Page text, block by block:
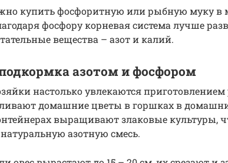
купить фосфоритную или рыбную муку в
фосфору корневая система лучше
вещества – азот и калий.
азотом и фосфором
настолько увлекаются
домашние цветы в горшках в
выращивают злаковые культуры,
азотную смесь.